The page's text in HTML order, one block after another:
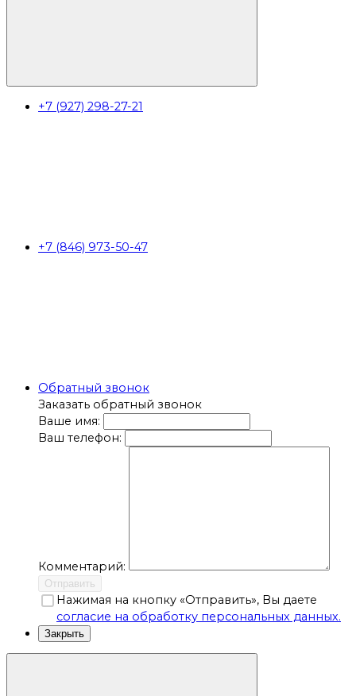
+7 (927) 298-27-21
+7 (846) 973-50-47
Обратный звонок
Заказать обратный звонок
Ваше имя:
Ваш телефон:
Комментарий:
Отправить
Нажимая на кнопку «Отправить», Вы даете
согласие на обработку персональных данных.
Закрыть